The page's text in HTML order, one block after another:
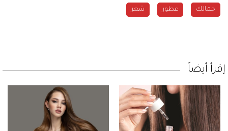
جمالك عطور شعر
إقرأ أيضاً